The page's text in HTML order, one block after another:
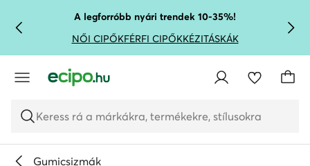
UGRÁS A FŐ TARTALOMRA
UGRÁS A KERESÉSHEZA legforróbb nyári trendek 10-35%!
NŐI CIPŐKFÉRFI CIPŐKKÉZITÁSKÁK
Keress rá a márkákra, termékekre, stílusokra
Gumicsizmák